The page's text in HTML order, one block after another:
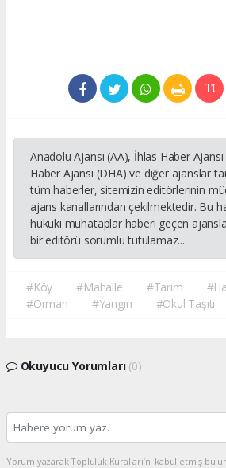
Anadolu Ajansı (AA), İhlas Haber
Haber Ajansı (DHA) ve diğer ajanslar
tüm haberler, sitemizin editörlerinin
ajans kanallarından çekilmektedir. Bu
hukuki muhataplar haberi geçen
bir editörü sorumlu tutulamaz...
#Köy #Mahalle #Tarım
#Orman
#Yangın #Okul Taşıtı
Okuyucu Yorumları (0)
Yorum yazarak Topluluk Kuralları’nı kabul etmiş